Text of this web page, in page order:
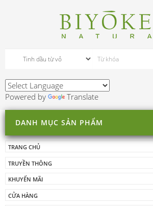
Powered by Translate
DANH MỤC SẢN PHẨM
TRANG CHỦ
TRUYỀN THÔNG
KHUYẾN MÃI
CỬA HÀNG